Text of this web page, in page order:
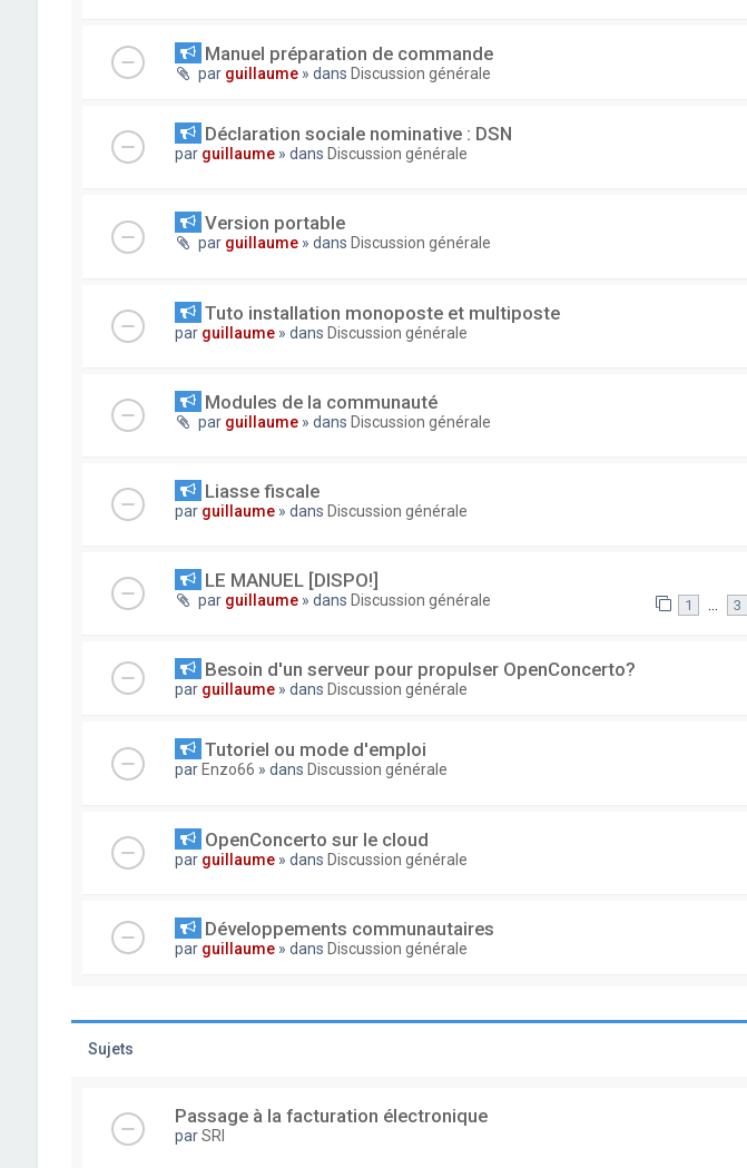
Manuel préparation de commande
par guillaume » dans Discussion générale
Déclaration sociale nominative : DSN
par guillaume » dans Discussion générale
Version portable
par guillaume » dans Discussion générale
Tuto installation monoposte et multiposte
par guillaume » dans Discussion générale
Modules de la communauté
par guillaume » dans Discussion générale
Liasse fiscale
par guillaume » dans Discussion générale
LE MANUEL [DISPO!]
par guillaume » dans Discussion générale 1 … 3
Besoin d'un serveur pour propulser OpenConcerto?
par guillaume » dans Discussion générale
Tutoriel ou mode d'emploi
par Enzo66 » dans Discussion générale
OpenConcerto sur le cloud
par guillaume » dans Discussion générale
Développements communautaires
par guillaume » dans Discussion générale
Sujets
Passage à la facturation électronique
parSRI